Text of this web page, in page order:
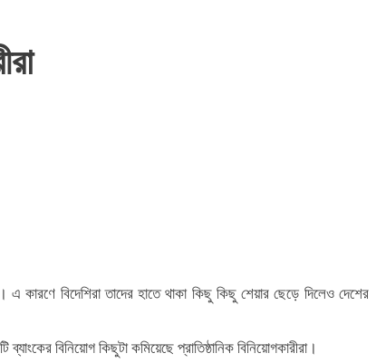
কারণে বিদেশিরা তাদের হাতে থাকা কিছু কিছু শেয়ার ছেড়ে দিলেও দেশের
বিনিয়োগ কিছুটা কমিয়েছে প্রাতিষ্ঠানিক বিনিয়োগকারীরা।